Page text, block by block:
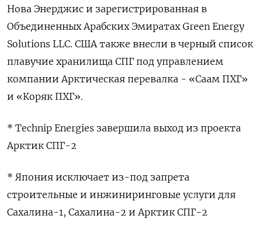
Нова Энерджис и зарегистрированная в
Объединенных Арабских Эмиратах Green Energy
Solutions LLC. США также внесли в черный список
плавучие хранилища СПГ под управлением
компании Арктическая перевалка - «Саам ПХГ»
и «Коряк ПХГ».
* Technip Energies завершила выход из проекта
Арктик СПГ-2
* Япония исключает из-под запрета
строительные и инжиниринговые услуги для
Сахалина-1, Сахалина-2 и Арктик СПГ-2